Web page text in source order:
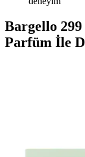
Bargello
Parfüm İle